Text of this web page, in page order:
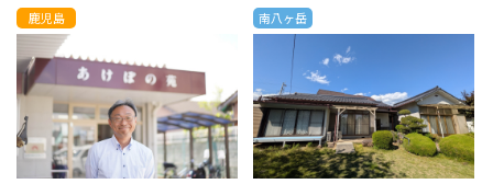
鹿児島 南八ヶ岳